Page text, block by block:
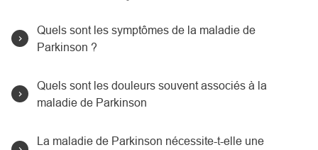
Quels sont les symptômes de la maladie de
Parkinson ?
Quels sont les douleurs souvent associés à la
maladie de Parkinson
La maladie de Parkinson nécessite-t-elle une